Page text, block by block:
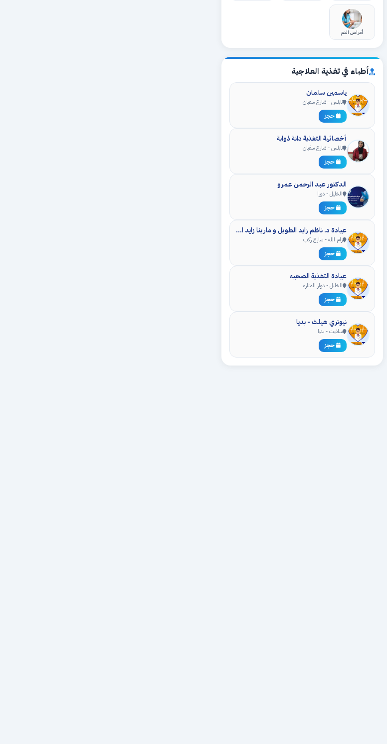
أمراض الدم
أطباء في تغذية العلاجية
ياسمين سلمان
نابلس - شارع سفيان
حجز
أخصائية التغذية دانة ذوابة
نابلس - شارع سفيان
حجز
الدكتور عبد الرحمن عمرو
الخليل - دورا
حجز
عيادة د. ناظم زايد الطويل و مارينا زايد الطويل
رام الله - شارع ركب
حجز
عيادة التغذية الصحيه
الخليل - دوار المنارة
حجز
نيوتري هيلث - بديا
سلفيت - بديا
حجز